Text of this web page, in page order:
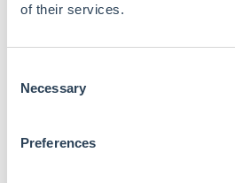
of their services.
Selection
Necessary
Preferences
Kansen en bedreigingen
Kansen liggen er vooral in
Ruhrgebied. Ook hier is de vraag
marktomvang ten opzichte van